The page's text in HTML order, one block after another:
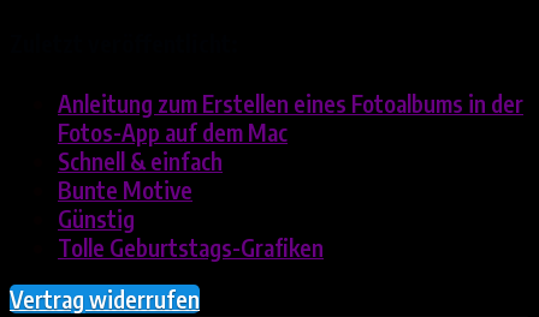
Anleitung zum Erstellen eines Fotoalbums in der
Fotos-App auf dem Mac
Schnell & einfach
Bunte Motive
Günstig
Tolle Geburtstags-Grafiken
Vertrag widerrufen